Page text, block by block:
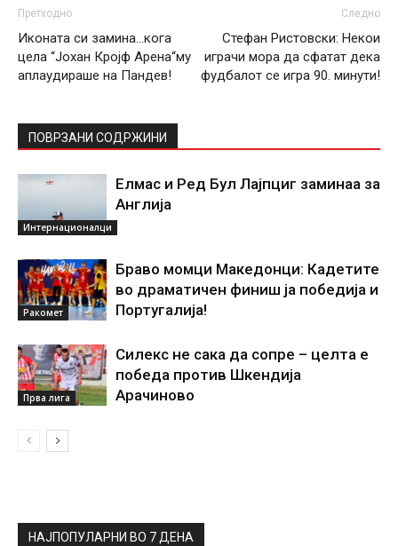
Претходно
Иконата си замина…кога
цела “Јохан Кројф Арена“му
аплаудираше на Пандев!
Следно
Стефан Ристовски: Некои
играчи мора да сфатат дека
фудбалот се игра 90. минути!
ПОВРЗАНИ СОДРЖИНИ
Интернационалци
Елмас и Ред Бул Лајпциг заминаа за
Англија
Ракомет
Браво момци Македонци: Кадетите
во драматичен финиш ја победија и
Португалија!
Прва лига
Силекс не сака да сопре – целта е
победа против Шкендија
Арачиново
НАЈПОПУЛАРНИ ВО 7 ДЕНА